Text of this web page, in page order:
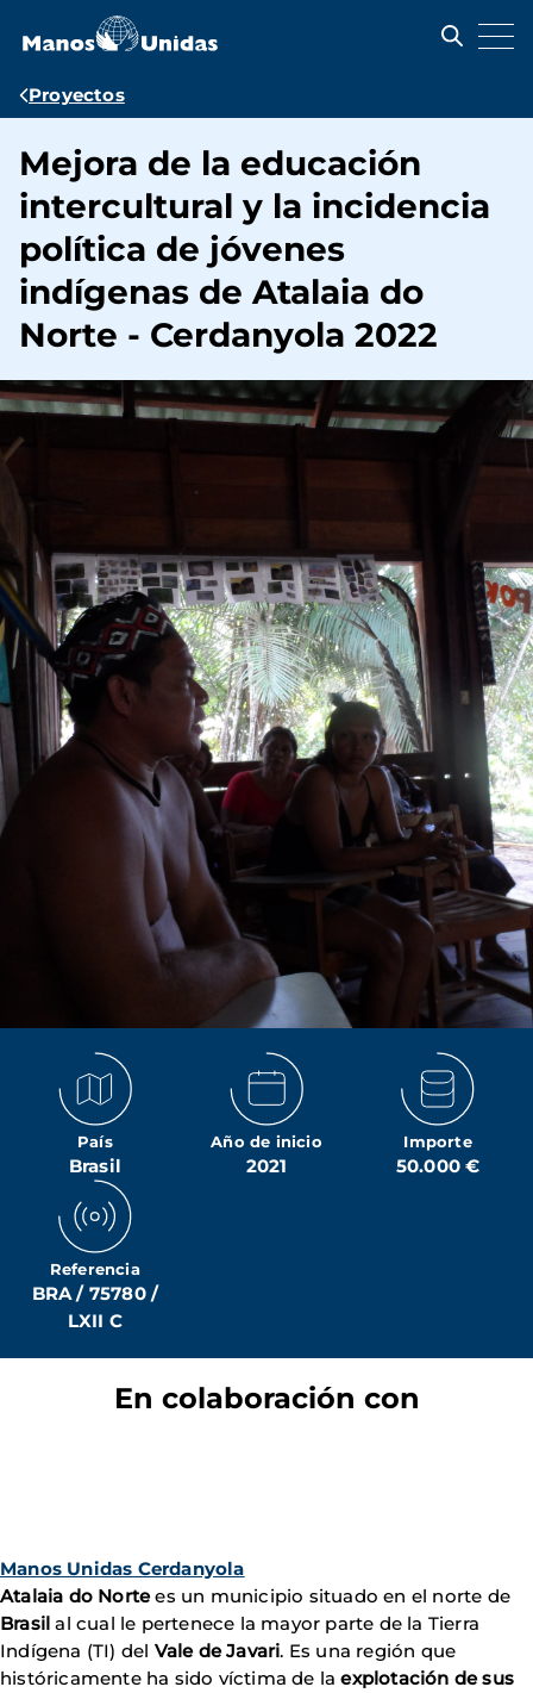
contenido
Ruta
navegación
Proyectos
Mejora de la educación
intercultural y la incidencia
política de jóvenes
indígenas de Atalaia do
Norte - Cerdanyola 2022
País
Brasil
Año de inicio
2021
Importe
50.000 €
Referencia
BRA / 75780 /
LXII C
En colaboración con
Manos Unidas Cerdanyola
Atalaia do Nortees un municipio situado en el norte de
Brasil al cual le pertenece la mayor parte de la Tierra
Indígena (TI) del Vale de Javari. Es una región que
históricamente ha sido víctima de laexplotación de sus